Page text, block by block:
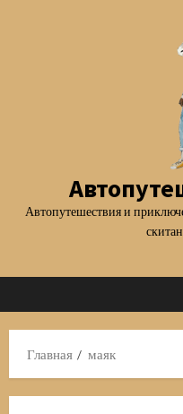
Автопутешествия и
Главная маяк